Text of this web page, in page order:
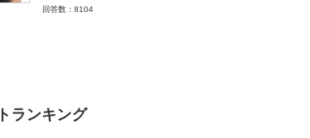
回答数：8104
ランキング